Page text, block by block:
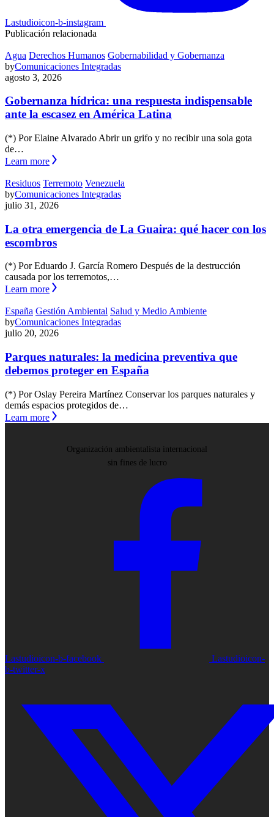
Lastudioicon-b-instagram
Publicación relacionada
Agua Derechos Humanos Gobernabilidad y Gobernanza
byComunicaciones Integradas
agosto 3, 2026
Gobernanza hídrica: una respuesta indispensable
ante la escasez en América Latina
(*) Por Elaine Alvarado Abrir un grifo y no recibir una sola gota
de…
Learn more
Residuos Terremoto Venezuela
byComunicaciones Integradas
julio 31, 2026
La otra emergencia de La Guaira: qué hacer con los
escombros
(*) Por Eduardo J. García Romero Después de la destrucción
causada por los terremotos,…
Learn more
España Gestión Ambiental Salud y Medio Ambiente
byComunicaciones Integradas
julio 20, 2026
Parques naturales: la medicina preventiva que
debemos proteger en España
(*) Por Oslay Pereira Martínez Conservar los parques naturales y
demás espacios protegidos de…
Learn more
Organización ambientalista internacional
sin fines de lucro
Lastudioicon-b-facebook
Lastudioicon-
b-twitter-x